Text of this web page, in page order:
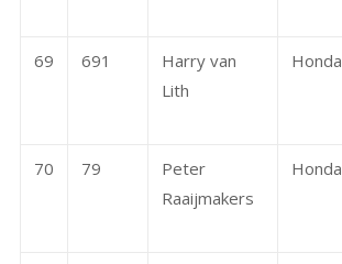
69 691
Harry van
Lith
Honda
70 79
Peter
Raaijmakers
Honda